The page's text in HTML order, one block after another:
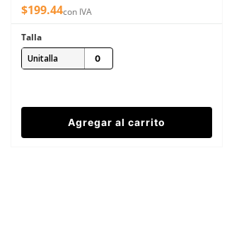
$199.44con IVA
Talla
Unitalla
Agregar al carrito